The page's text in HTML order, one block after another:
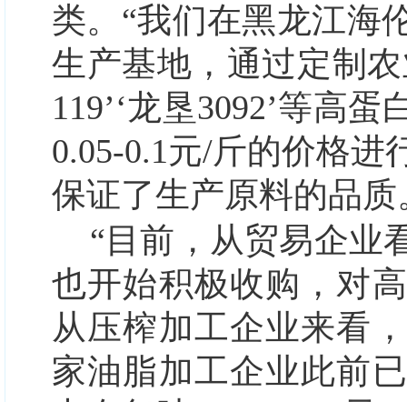
类。“我们在黑龙江海
生产基地，通过定制
119’‘龙垦3092’等高
0.05-0.1元/斤的价格
保证了生产原料的品质
“目前，从贸易企业
也开始积极收购，对
从压榨加工企业来看
家油脂加工企业此前